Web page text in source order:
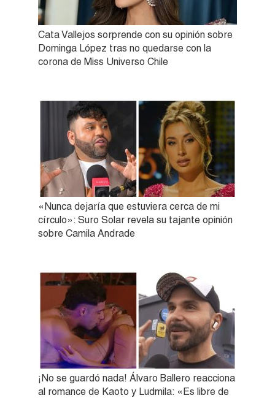
Cata Vallejos sorprende con su opinión sobre
Dominga López tras no quedarse con la
corona de Miss Universo Chile
«Nunca dejaría que estuviera cerca de mi
círculo»: Suro Solar revela su tajante opinión
sobre Camila Andrade
¡No se guardó nada! Álvaro Ballero reacciona
al romance de Kaoto y Ludmila: «Es libre de